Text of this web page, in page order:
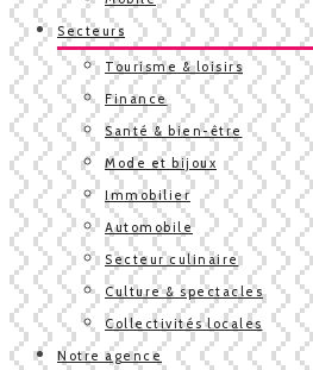
Secteurs
Tourisme & loisirs
Finance
Santé & bien-être
Mode et bijoux
Immobilier
Automobile
Secteur culinaire
Culture & spectacles
Collectivités locales
Notre agence